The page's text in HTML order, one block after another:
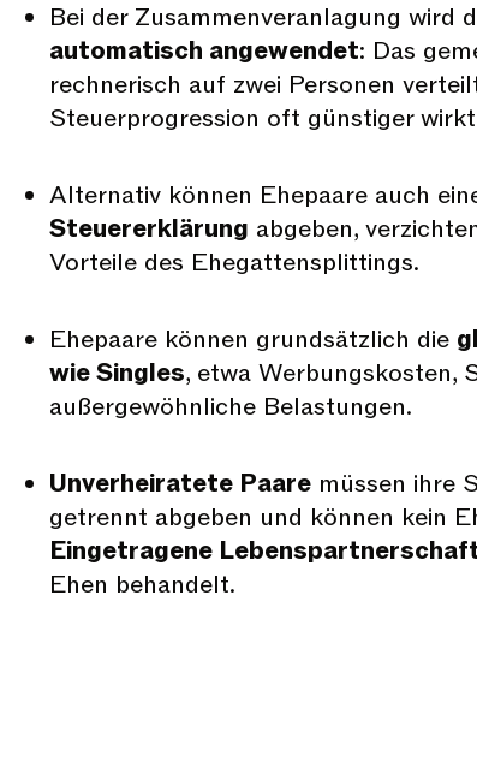
Bei der Zusammenveranlagung wird
automatisch angewendet: Das
rechnerisch auf zwei Personen
Steuerprogression oft günstiger
Alternativ können Ehepaare auch
Steuererklärung abgeben,
Vorteile des Ehegattensplittings.
Ehepaare können grundsätzlich die
wie Singles, etwa Werbungskosten,
außergewöhnliche Belastungen.
Unverheiratete Paare müssen ihre
getrennt abgeben und können kein
Eingetragene
Ehen behandelt.